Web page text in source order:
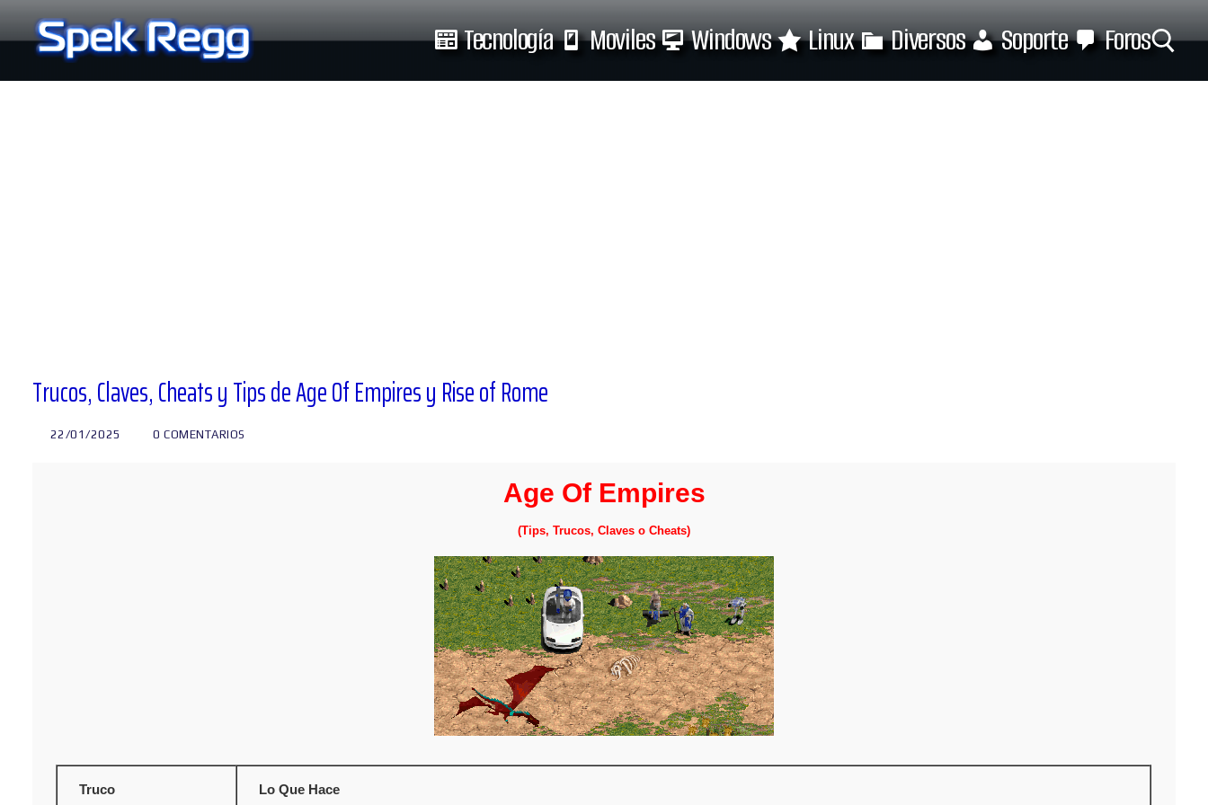
al
contenido
Tecnología Moviles Windows Linux Diversos Soporte Foros
Linux
Diversos
Trucos, Claves, Cheats y Tips de Age Of Empires y Rise of Rome
22/01/2025 0 COMENTARIOS
Age Of Empires
(Tips, Trucos, Claves o Cheats)
Truco Lo Que Hace